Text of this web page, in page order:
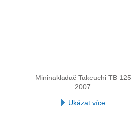
Mininakladač Takeuchi TB 125
2007
Ukázat více